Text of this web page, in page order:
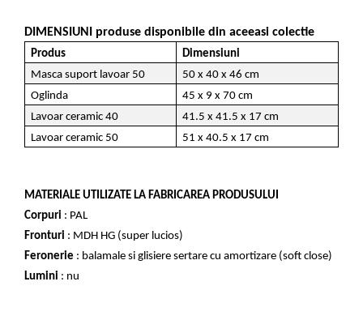
DIMENSIUNI produse disponibile din aceeasi colectie
Produs
Dimensiuni
Masca suport lavoar 50
50 x 40 x 46 cm
Oglinda
45 x 9 x 70 cm
Lavoar ceramic 40
41.5 x 41.5 x 17 cm
Lavoar ceramic 50
51 x 40.5 x 17 cm
MATERIALE UTILIZATE LA FABRICAREA PRODUSULUI
Corpuri : PAL
Fronturi : MDH HG (super lucios)
Feronerie : balamale si glisiere sertare cu amortizare (soft close)
Lumini : nu